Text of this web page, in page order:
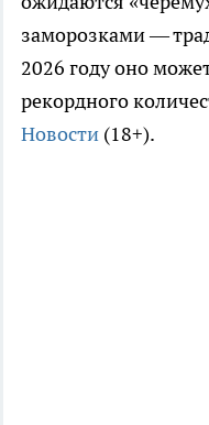
заморозками —
2026 году оно
рекордного
Новости (18+).